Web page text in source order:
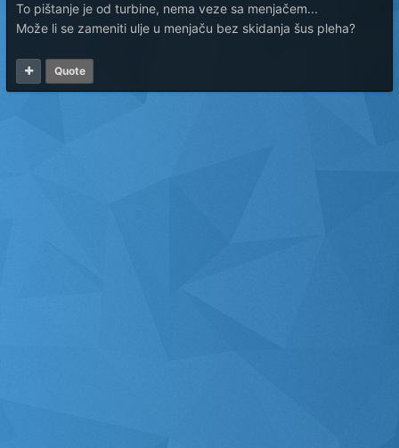
To pištanje je od turbine, nema veze sa menjačem...
Može li se zameniti ulje u menjaču bez skidanja šus pleha?
Quote